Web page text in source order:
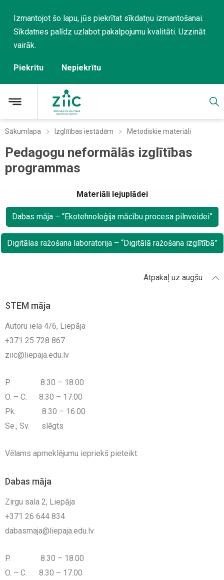
Izmantojot šo lapu, jūs piekrītat sīkdatņu izmantošanai.
Sīkdatnes palīdz uzlabot pakalpojumu kvalitāti. Uzzināt
vairāk.
Piekrītu Nepiekrītu
Sākumlapa Izglītības iestādēm Metodiskie materiāli
Pedagogu neformālās izglītības
programmas
Materiāli lejuplādei
Dabas māja – “Ekotehnoloģija mācību procesa pilnveidei”
Digitālas ražošana laboratorija – “Digitālā ražošana izglītībā”
Atpakaļ uz augšu
STEM māja
Autoru iela 4/6, Liepāja
+371 25 728 867
ziic@liepaja.edu.lv
P. 8.30 – 18.00
O. – C. 8.30 – 17.00
Pk. 8.30 – 16.00
Se., Sv. slēgts
Vēlams apmeklējumu iepriekš pieteikt.
Dabas māja
Zirgu sala 2, Liepāja
+371 26 644 834
dabasmaja@liepaja.edu.lv
P. 8.30 – 18.00
O. – C. 8.30 – 17.00